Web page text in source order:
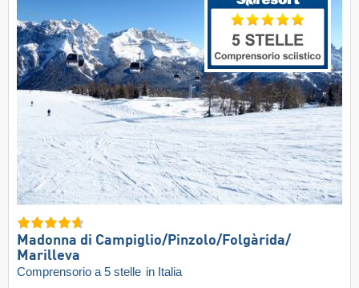
Madonna di Campiglio/​Pinzolo/​Folgàrida/​
Marilleva
Comprensorio a 5 stelle in Italia